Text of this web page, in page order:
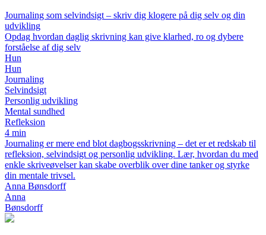
Journaling som selvindsigt – skriv dig klogere på dig selv og din
udvikling
Opdag hvordan daglig skrivning kan give klarhed, ro og dybere
forståelse af dig selv
Hun
Hun
Journaling
Selvindsigt
Personlig udvikling
Mental sundhed
Refleksion
4 min
Journaling er mere end blot dagbogsskrivning – det er et redskab til
refleksion, selvindsigt og personlig udvikling. Lær, hvordan du med
enkle skriveøvelser kan skabe overblik over dine tanker og styrke
din mentale trivsel.
Anna Bønsdorff
Anna
Bønsdorff